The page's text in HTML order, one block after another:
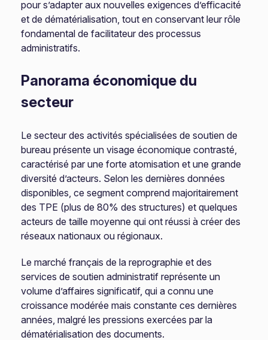
pour s’adapter aux nouvelles exigences d’efficacité
et de dématérialisation, tout en conservant leur rôle
fondamental de facilitateur des processus
administratifs.
Panorama économique du
secteur
Le secteur des activités spécialisées de soutien de
bureau présente un visage économique contrasté,
caractérisé par une forte atomisation et une grande
diversité d’acteurs. Selon les dernières données
disponibles, ce segment comprend majoritairement
des TPE (plus de 80% des structures) et quelques
acteurs de taille moyenne qui ont réussi à créer des
réseaux nationaux ou régionaux.
Le marché français de la reprographie et des
services de soutien administratif représente un
volume d’affaires significatif, qui a connu une
croissance modérée mais constante ces dernières
années, malgré les pressions exercées par la
dématérialisation des documents.